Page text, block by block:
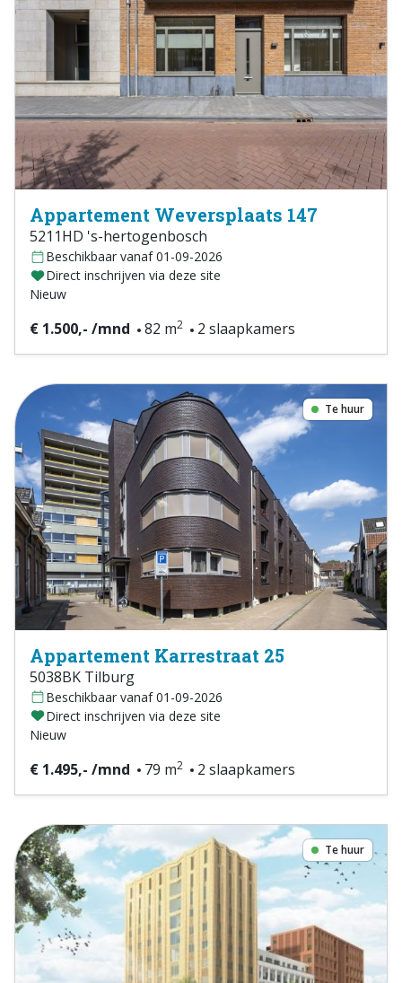
Appartement Weversplaats 147
5211HD 's-hertogenbosch
Beschikbaar vanaf 01-09-2026
Direct inschrijven via deze site
Nieuw
€ 1.500,- /mnd 82 m2 2 slaapkamers
Te huur
Appartement Karrestraat 25
5038BK Tilburg
Beschikbaar vanaf 01-09-2026
Direct inschrijven via deze site
Nieuw
€ 1.495,- /mnd 79 m2 2 slaapkamers
Te huur